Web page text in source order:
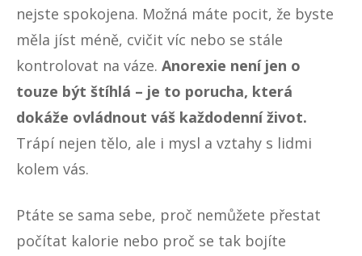
nejste spokojena. Možná máte pocit, že byste
měla jíst méně, cvičit víc nebo se stále
kontrolovat na váze. Anorexie není jen o
touze být štíhlá – je to porucha, která
dokáže ovládnout váš každodenní život.
Trápí nejen tělo, ale i mysl a vztahy s lidmi
kolem vás.
Ptáte se sama sebe, proč nemůžete přestat
počítat kalorie nebo proč se tak bojíte